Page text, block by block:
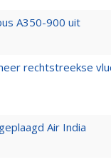
A350-900 uit
rechtstreekse
Air India